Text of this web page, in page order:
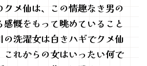
メ仙は、この情趣なき男の
慨をもって眺めていること
の洗濯女は白きハギでクメ仙
これからの女はいったい何で